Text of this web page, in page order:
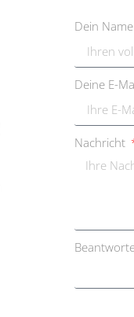
Dein
Deine E-
Nachricht